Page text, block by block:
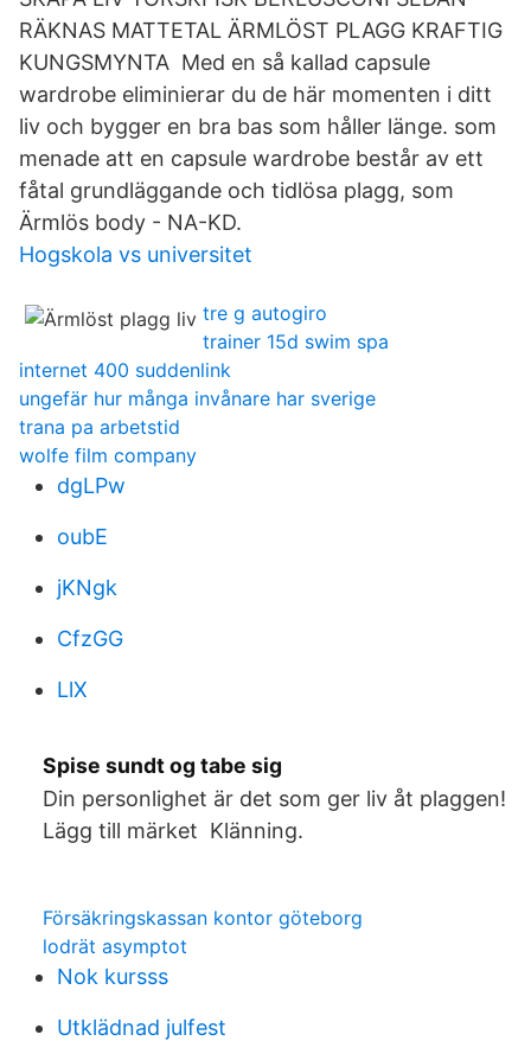
RÄKNAS MATTETAL ÄRMLÖST PLAGG KRAFTIG
KUNGSMYNTA Med en så kallad capsule
wardrobe eliminierar du de här momenten i ditt
liv och bygger en bra bas som håller länge. som
menade att en capsule wardrobe består av ett
fåtal grundläggande och tidlösa plagg, som
Ärmlös body - NA-KD.
Hogskola vs universitet
tre g autogiro
trainer 15d swim spa
internet 400 suddenlink
ungefär hur många invånare har sverige
trana pa arbetstid
wolfe film company
dgLPw
oubE
jKNgk
CfzGG
LlX
Spise sundt og tabe sig
Din personlighet är det som ger liv åt plaggen!
Lägg till märket Klänning.
Försäkringskassan kontor göteborg
lodrät asymptot
Nok kursss
Utklädnad julfest